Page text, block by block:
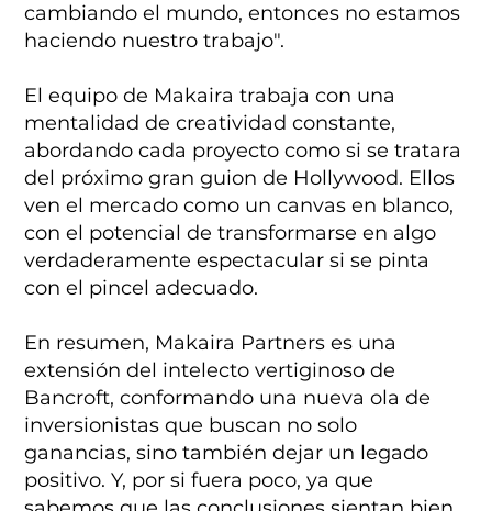
cambiando el mundo, entonces no estamos
haciendo nuestro trabajo".
El equipo de Makaira trabaja con una
mentalidad de creatividad constante,
abordando cada proyecto como si se tratara
del próximo gran guion de Hollywood. Ellos
ven el mercado como un canvas en blanco,
con el potencial de transformarse en algo
verdaderamente espectacular si se pinta
con el pincel adecuado.
En resumen, Makaira Partners es una
extensión del intelecto vertiginoso de
Bancroft, conformando una nueva ola de
inversionistas que buscan no solo
ganancias, sino también dejar un legado
positivo. Y, por si fuera poco, ya que